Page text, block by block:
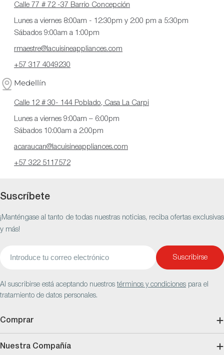
Calle 77 # 72 -37 Barrio Concepción
Lunes a viernes 8:00am - 12:30pm y 2:00 pm a 5:30pm
Sábados 9:00am a 1:00pm
rmaestre@lacuisineappliances.com
+57 317 4049230
Medellín
Calle 12 # 30- 144 Poblado, Casa La Carpi
Lunes a viernes 9:00am – 6:00pm
Sábados 10:00am a 2:00pm
acaraucan@lacuisineappliances.com
+57 322 5117572
Suscríbete
¡Manténgase al tanto de todas nuestras noticias, reciba ofertas exclusivas
y más!
Suscribirse
Al suscribirse está aceptando nuestrostérminos y condiciones para el
tratamiento de datos personales.
Comprar
Nuestra Compañía